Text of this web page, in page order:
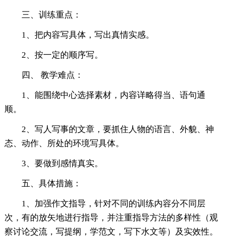
三、训练重点：
1、把内容写具体，写出真情实感。
2、按一定的顺序写。
四、 教学难点：
1、能围绕中心选择素材，内容详略得当、语句通
顺。
2、写人写事的文章，要抓住人物的语言、外貌、神
态、动作、所处的环境写具体。
3、要做到感情真实。
五、具体措施：
1、加强作文指导，针对不同的训练内容分不同层
次，有的放矢地进行指导，并注重指导方法的多样性（观
察讨论交流，写提纲，学范文，写下水文等）及实效性。